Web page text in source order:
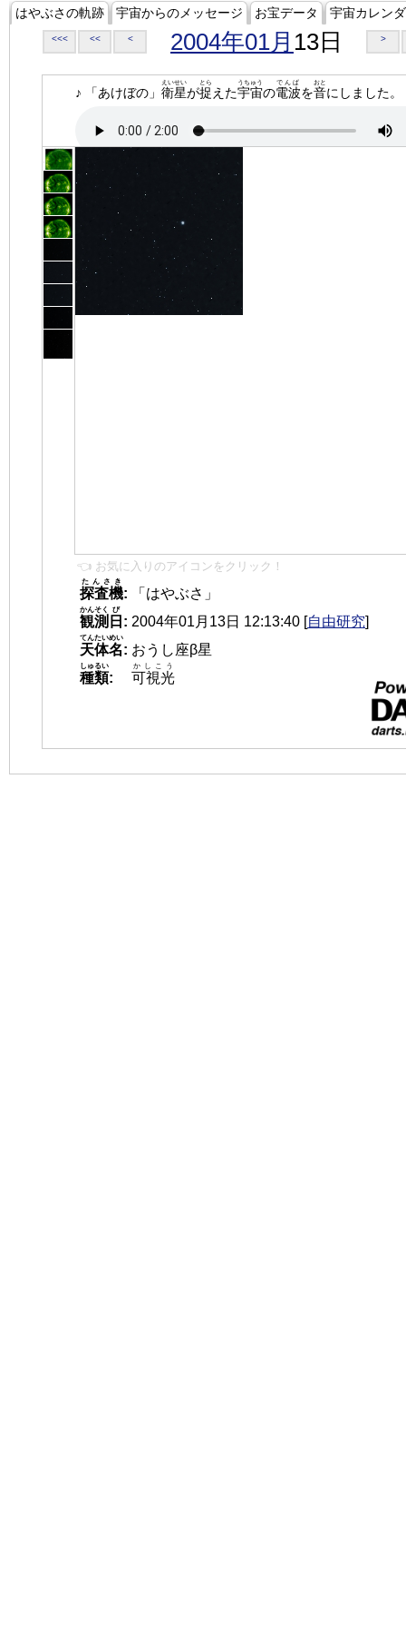
はやぶさの軌跡 宇宙からのメッセージ お宝データ 宇宙カレン
<<< << < 2004年01月 13日 >
♪ 「あけぼの」 衛星
えいせい
が捉
とら
えた宇宙
うちゅう
の電波
でんぱ
を音
おと
にしました。
👈 お気に入りのアイコンをクリック！
探査機
たんさき
:
「はやぶさ」
観測
かんそく
日
び
: 2004年01月13日 12:13:40 [自由研究]
天体名
てんたいめい
: おうし座β星
種類
しゅるい
: 可視光
かしこう